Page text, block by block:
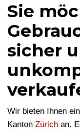
Sie
sicher
Wir bieten Ihnen
Kanton Zürich an.